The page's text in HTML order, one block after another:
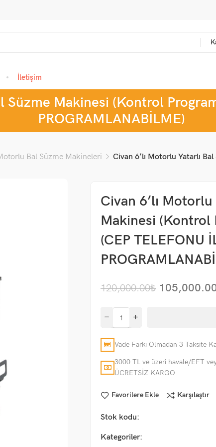
İletişim
Süzme Makinesi (Kontrol
PROGRAMLANABİLME)
Bal Süzme Makineleri
Civan 6’lı Motorlu Yatarlı
Civan 6’lı
Makinesi (Kontrol
(CEP TELEFONU
120,000.00₺
Vade Farkı Olmadan 3 Taksite
3000 TL ve üzeri havale/EFT
ÜCRETSİZ KARGO
Favorilere Ekle Karşılaştır
Stok kodu:
Kategoriler: